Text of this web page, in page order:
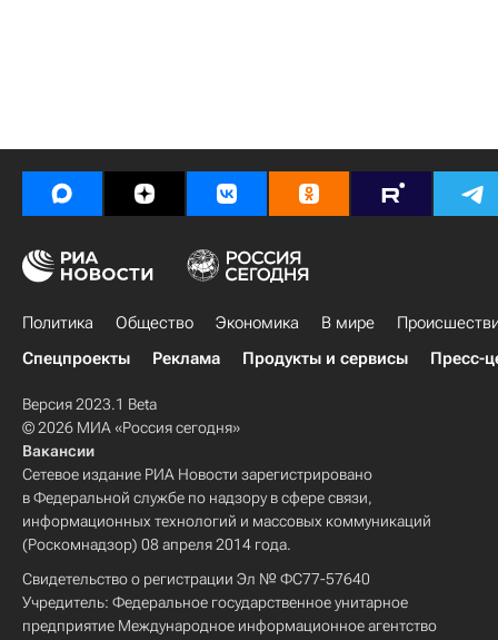
Политика Общество Экономика В мире
Спецпроекты
Реклама Продукты и сервисы Пресс-
Версия 2023.1 Beta
© 2026 МИА «Россия сегодня»
Вакансии
Сетевое издание РИА Новости зарегистрировано
в Федеральной службе по надзору в сфере связи,
информационных технологий и массовых коммуникаций
(Роскомнадзор) 08 апреля 2014 года.
Свидетельство о регистрации Эл № ФС77-57640
Учредитель: Федеральное государственное унитарное
предприятие Международное информационное агентство